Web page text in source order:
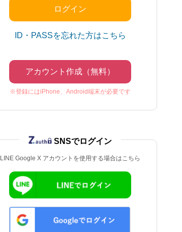
ID・PASSを忘れた方はこちら
アカウント作成（無料）
※登録にはiPhone、Android端末が必要です
LINE Google X アカウントを使用する場合はこちら
SNSでログイン